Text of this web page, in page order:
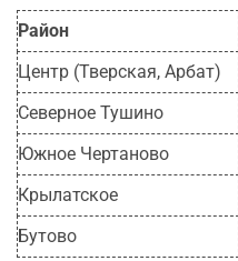
Район
Центр (Тверская, Арбат)
Северное Тушино
Южное Чертаново
Крылатское
Бутово